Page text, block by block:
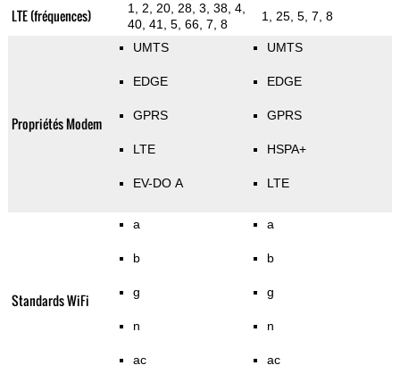
LTE (fréquences)
1, 2, 20, 28, 3, 38, 4,
40, 41, 5, 66, 7, 8
1, 25, 5, 7, 8
Propriétés Modem
UMTS
EDGE
GPRS
LTE
EV-DO A
UMTS
EDGE
GPRS
HSPA+
LTE
Standards WiFi
a
b
g
n
ac
a
b
g
n
ac